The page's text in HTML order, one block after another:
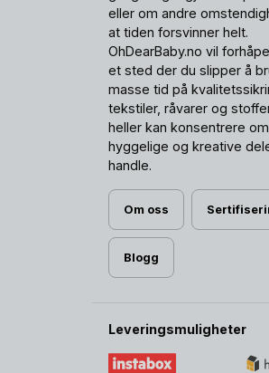
eller om andre
at tiden forsvinner helt.
OhDearBaby.no vil
et sted der du slipper å
masse tid på
tekstiler, råvarer og
heller kan konsentrere
hyggelige og kreative
handle.
Om oss
Blogg
Leveringsmuligheter